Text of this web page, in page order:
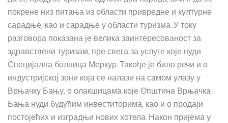
покрене низ питања из области привредне и културне
сарадње, као и сарадње у области туризма. У току
разговора показана је велика заинтересованост за
здравствени туризам, пре свега за услуге које нуди
Специјална болница Меркур. Такође је било речи и о
индустријској зони која се налази на самом улазу у
Врњачку Бању, о олакшицама које Општина Врњачка
Бања нуди будућим инвеститорима, као и о продаји
постојећих и изградњи нових хотела. Након пријема у